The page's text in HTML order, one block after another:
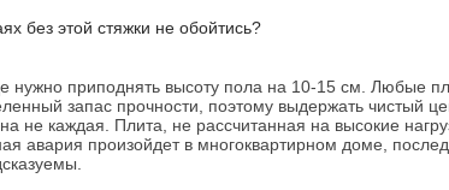
без этой стяжки не обойтись?
нужно приподнять высоту пола на 10-15 см. Любые
запас прочности, поэтому выдержать чистый
не каждая. Плита, не рассчитанная на высокие
авария произойдет в многоквартирном доме,